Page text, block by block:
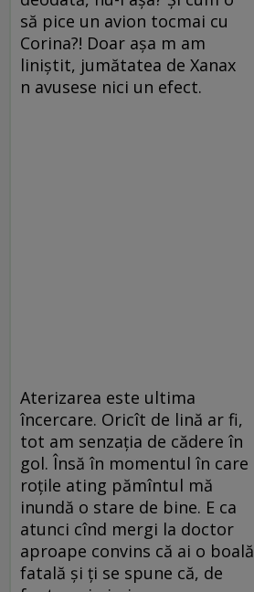
să pice un avion tocmai cu
Corina?! Doar așa m am
liniștit, jumătatea de Xanax
n avusese nici un efect.
Aterizarea este ultima
încercare. Oricît de lină ar fi,
tot am senzația de cădere în
gol. Însă în momentul în care
roțile ating pămîntul mă
inundă o stare de bine. E ca
atunci cînd mergi la doctor
aproape convins că ai o boală
fatală și ți se spune că, de